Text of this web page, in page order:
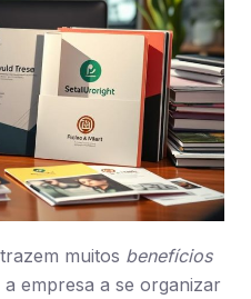
muitos benefícios
a empresa a se organizar